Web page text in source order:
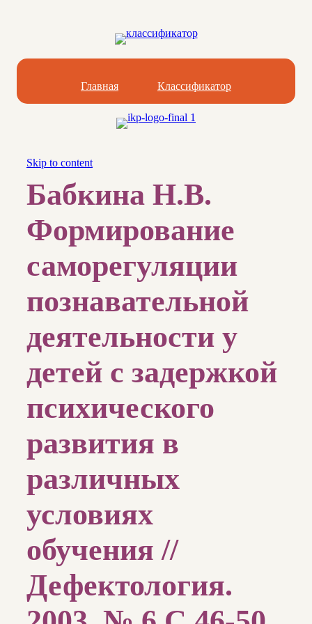
Главная Классификатор
Skip to content
Бабкина Н.В.
Формирование
саморегуляции
познавательной
деятельности у
детей с задержкой
психического
развития в
различных
условиях
обучения //
Дефектология.